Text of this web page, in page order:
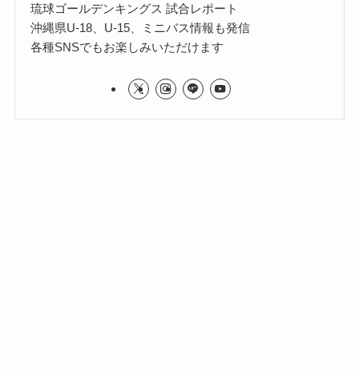
琉球ゴールデンキングス 試合レポート
沖縄県U-18、U-15、ミニバス情報も発信
各種SNSでもお楽しみいただけます